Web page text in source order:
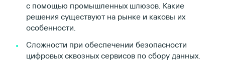
с помощью промышленных шлюзов. Какие
решения существуют на рынке и каковы их
особенности.
Сложности при обеспечении безопасности
цифровых сквозных сервисов по сбору данных.